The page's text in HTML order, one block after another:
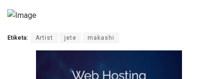
Etiketa: Artist jete makashi